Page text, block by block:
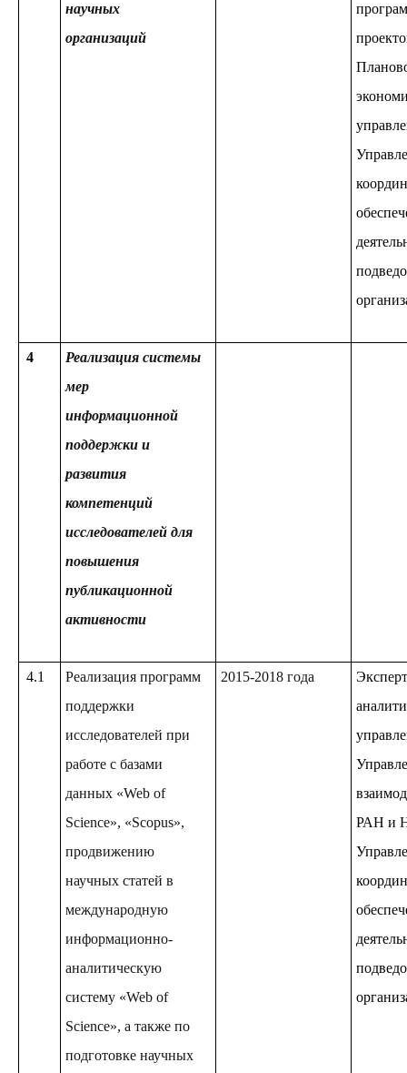
научных
организаций
4
Реализация системы
мер
информационной
поддержки и
развития
компетенций
исследователей для
повышения
публикационной
активности
4.1
Реализация программ
поддержки
исследователей при
работе с базами
данных «Web of
Science», «Scopus»,
продвижению
научных статей в
международную
информационно-
аналитическую
систему «Web of
Science», а также по
подготовке научных
2015-2018 года
РАН и